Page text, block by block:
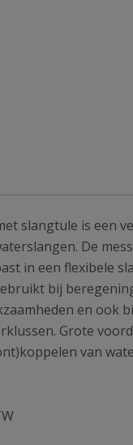
slangtule is een
De
in een flexibele
bij
en ook
Grote
van